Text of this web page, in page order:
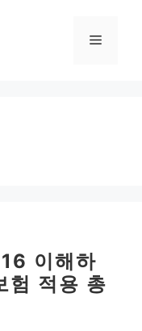
메
이해하
험 적용 총